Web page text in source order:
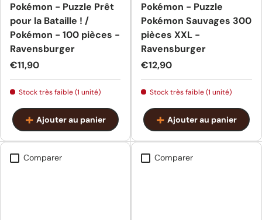
Pokémon - Puzzle Prêt
pour la Bataille ! /
Pokémon - 100 pièces -
Ravensburger
Prix habituel
€11,90
Stock très faible (1 unité)
Ajouter au panier
Pokémon - Puzzle
Pokémon Sauvages 300
pièces XXL -
Ravensburger
Prix habituel
€12,90
Stock très faible (1 unité)
Ajouter au panier
Comparer Comparer